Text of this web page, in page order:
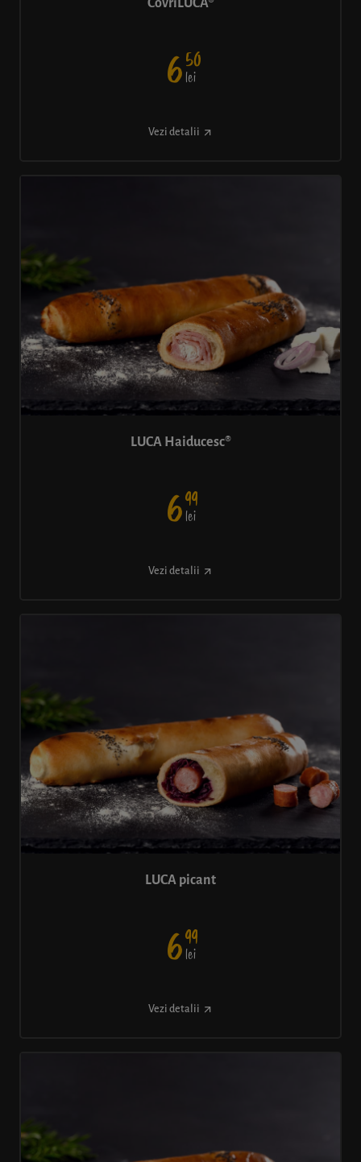
CovriLUCA®
650
lei
Vezi detalii
LUCA Haiducesc®
699
lei
Vezi detalii
LUCA picant
699
lei
Vezi detalii